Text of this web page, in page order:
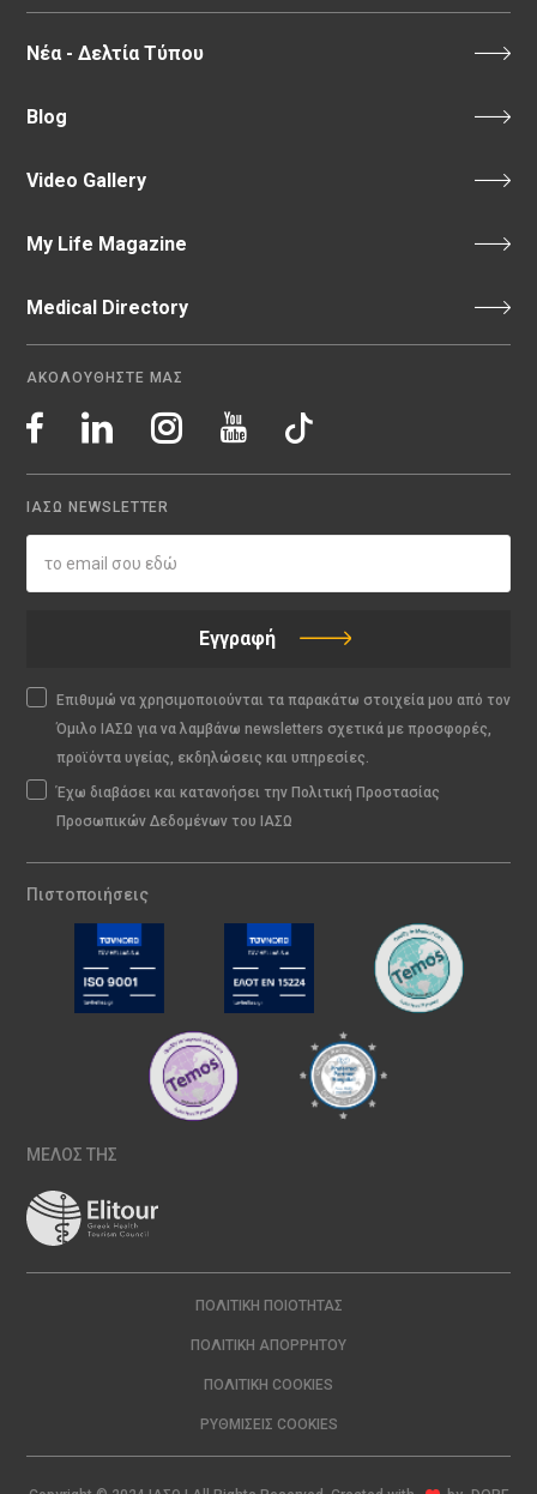
Νέα - Δελτία Τύπου
Blog
Video Gallery
My Life Magazine
Medical Directory
ΑΚΟΛΟΥΘΗΣΤΕ ΜΑΣ
ΙΑΣΩ NEWSLETTER
Εγγραφή
Επιθυμώ να χρησιμοποιούνται τα παρακάτω στοιχεία μου από τον
Όμιλο ΙΑΣΩ για να λαμβάνω newsletters σχετικά με προσφορές,
προϊόντα υγείας, εκδηλώσεις και υπηρεσίες.
Έχω διαβάσει και κατανοήσει την Πολιτική Προστασίας
Προσωπικών Δεδομένων του ΙΑΣΩ
Πιστοποιήσεις
ΜΕΛΟΣ ΤΗΣ
ΠΟΛΙΤΙΚΉ ΠΟΙΌΤΗΤΑΣ
ΠΟΛΙΤΙΚΉ ΑΠΟΡΡΉΤΟΥ
ΠΟΛΙΤΙΚΉ COOKIES
ΡΥΘΜΊΣΕΙΣ COOKIES